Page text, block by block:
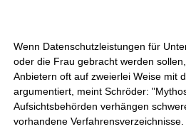
Wenn Datenschutzleistungen für
oder die Frau gebracht werden
Anbietern oft auf zweierlei Weise mit
argumentiert, meint Schröder:
Aufsichtsbehörden verhängen
vorhandene